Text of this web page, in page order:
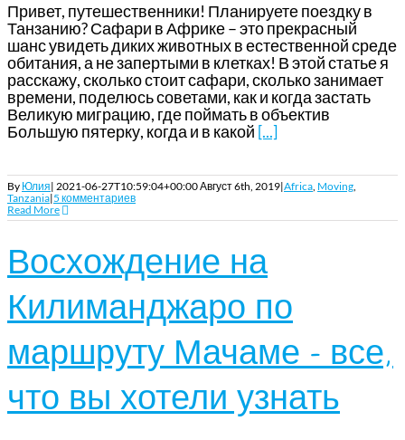
Привет, путешественники! Планируете поездку в
Танзанию? Сафари в Африке – это прекрасный
шанс увидеть диких животных в естественной среде
обитания, а не запертыми в клетках! В этой статье я
расскажу, сколько стоит сафари, сколько занимает
времени, поделюсь советами, как и когда застать
Великую миграцию, где поймать в объектив
Большую пятерку, когда и в какой [...]
By Юлия| 2021-06-27T10:59:04+00:00Август 6th, 2019|Africa, Moving,
Tanzania|5 комментариев
Read More
Восхождение на
Килиманджаро по
маршруту Мачаме – все,
что вы хотели узнать